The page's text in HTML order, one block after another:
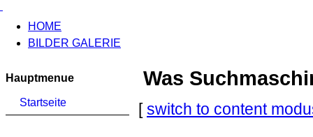
HOME
BILDER GALERIE
Hauptmenue
Startseite
Was
[switch to content